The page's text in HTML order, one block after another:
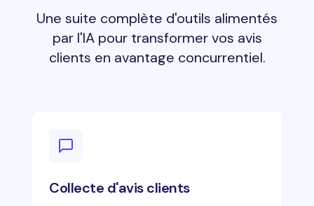
Une suite complète d'outils alimentés
par l'IA pour transformer vos avis
clients en avantage concurrentiel.
Collecte d'avis clients